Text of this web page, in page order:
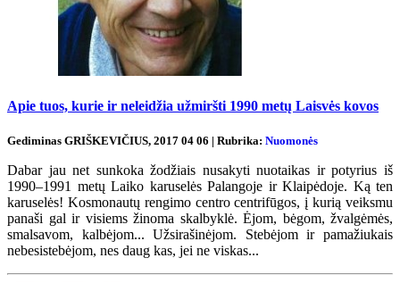
Apie tuos, kurie ir neleidžia užmiršti 1990 metų Laisvės kovos
Gediminas GRIŠKEVIČIUS, 2017 04 06 | Rubrika: Nuomonės
Dabar jau net sunkoka žodžiais nusakyti nuotaikas ir potyrius iš
1990–1991 metų Laiko karuselės Palangoje ir Klaipėdoje. Ką ten
karuselės! Kosmonautų rengimo centro centrifūgos, į kurią veiksmu
panaši gal ir visiems žinoma skalbyklė. Ėjom, bėgom, žvalgėmės,
smalsavom, kalbėjom... Užsirašinėjom. Stebėjom ir pamažiukais
nebesistebėjom, nes daug kas, jei ne viskas...